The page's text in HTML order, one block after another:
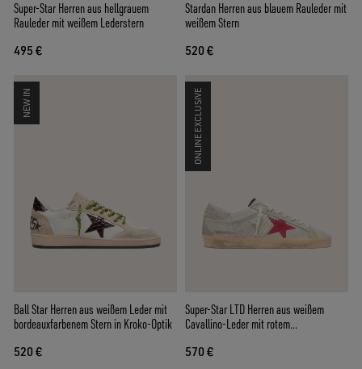
Super-Star Herren aus hellgrauem
Rauleder mit weißem Lederstern
495 €
Stardan Herren aus blauem Rauleder mit
weißem Stern
520 €
NEW IN
Ball Star Herren aus weißem Leder mit
bordeauxfarbenem Stern in Kroko-Optik
520 €
ONLINE EXCLUSIVE
Super-Star LTD Herren aus weißem
Cavallino-Leder mit rotem
570 €